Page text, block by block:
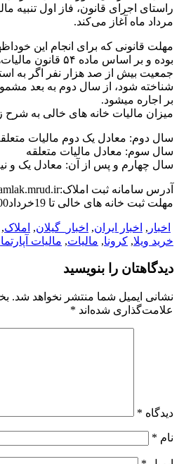
راستای اجرای قانون، فاز اول تنبیه
مرداد ماه آغاز می‌کند.
بوده و بر اساس
جمعیت بیش از صد هزار نفر اگر به
شناخته شود، از سال دوم به بعد
بر اجاره میشود.
میزان مالیات خانه های خالی به
سال دوم: معادل یک دوم مالیات
سال سوم: معادل مالیات متعلقه
سال چهارم و پس از آن: معادل یک و
آدرس سامانه ثبت املاک:amlak.mrud.ir
مهلت ثبت خانه های خالی تا 19خرداد1400
اخبار , اخبار ایران, اخبار_گیلان, املاک,
خرید ویلا, کرونا, مالیات, مالیات
دیدگاهتان را بنویسید
نشانی ایمیل شما منتشر نخواهد شد.
علامت‌گذاری شده‌اند *
دیدگاه *
نام *